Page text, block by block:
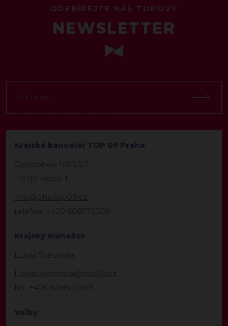
ODEBÍREJTE NÁŠ TOPOVÝ
NEWSLETTER
Krajská kancelář TOP 09 Praha
Opletalova 1603/57
110 00 Praha 1
info@pha.top09.cz
telefon: +420 608572369
Krajský manažer
Lukáš Svěchota
Lukas.Svechota@top09.cz
tel.: +420 608572369
Volby